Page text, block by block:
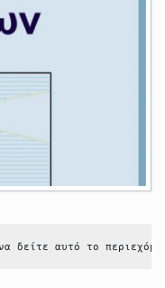
δείτε αυτό το